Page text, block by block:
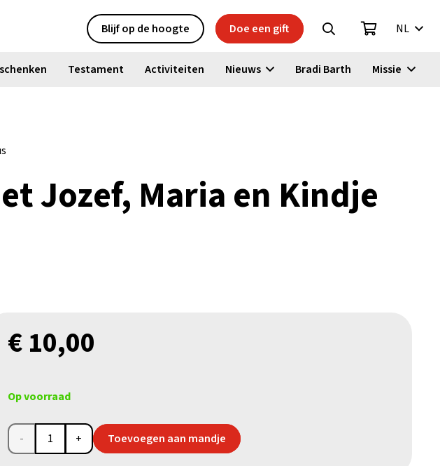
Blijf op de hoogte Doe een gift NL
Testament Activiteiten Nieuws Bradi Barth Missie
Jozef, Maria en Kindje
€10,00
Op voorraad
Olijfhouten
Toevoegen aan mandje